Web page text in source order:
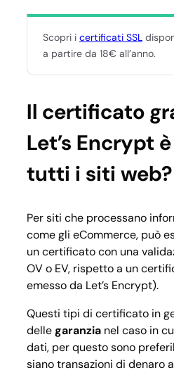
Scopri i certificati SSL
a partire da 18€ all’anno.
Il certificato
Let’s Encrypt
tutti i siti web?
Per siti che processano
come gli eCommerce, può
un certificato con una
OV o EV, rispetto a un
emesso da Let’s Encrypt).
Questi tipi di certificato in
dellegaranzia nel caso in
dati, per questo sono
siano transazioni di denaro